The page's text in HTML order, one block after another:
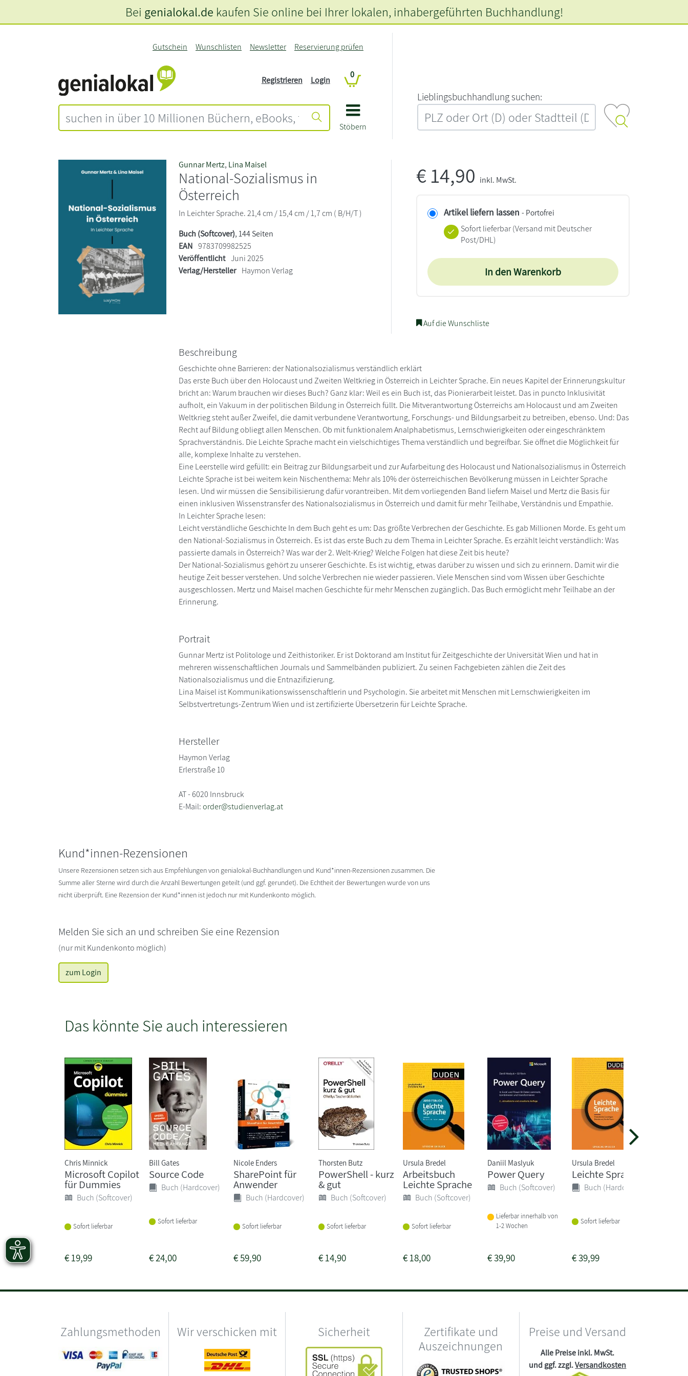
Stöbern
Gutschein Wunschlisten Newsletter Reservierung prüfen
Registrieren Login
0
L‍i‍e‍b‍l‍i‍n‍g‍s‍b‍u‍c‍h‍h‍a‍n‍d‍l‍u‍n‍g‍ ‍s‍u‍c‍h‍e‍n‍:‍
Bei genialokal.de kaufen Sie online bei Ihrer lokalen, inhabergeführten Buchhandlung!
Gunnar Mertz, Lina Maisel
National-Sozialismus in
Österreich
In Leichter Sprache. 21,4 cm / 15,4 cm / 1,7 cm ( B/H/T )
Buch (Softcover), 144 Seiten
EAN 9783709982525
Veröffentlicht Juni 2025
Verlag/Hersteller Haymon Verlag
€14,90 inkl. MwSt.
Artikel liefern lassen - Portofrei
Sofort lieferbar(Versand mit Deutscher
Post/DHL)
In den Warenkorb
Auf die Wunschliste
Beschreibung
Geschichte ohne Barrieren: der Nationalsozialismus verständlich erklärt
Das erste Buch über den Holocaust und Zweiten Weltkrieg in Österreich in Leichter Sprache. Ein neues Kapitel der Erinnerungskultur
bricht an: Warum brauchen wir dieses Buch? Ganz klar: Weil es ein Buch ist, das Pionierarbeit leistet. Das in puncto Inklusivität
aufholt, ein Vakuum in der politischen Bildung in Österreich füllt. Die Mitverantwortung Österreichs am Holocaust und am Zweiten
Weltkrieg steht außer Zweifel, die damit verbundene Verantwortung, Forschungs- und Bildungsarbeit zu betreiben, ebenso. Und: Das
Recht auf Bildung obliegt allen Menschen. Ob mit funktionalem Analphabetismus, Lernschwierigkeiten oder eingeschränktem
Sprachverständnis. Die Leichte Sprache macht ein vielschichtiges Thema verständlich und begreifbar. Sie öffnet die Möglichkeit für
alle, komplexe Inhalte zu verstehen.
Eine Leerstelle wird gefüllt: ein Beitrag zur Bildungsarbeit und zur Aufarbeitung des Holocaust und Nationalsozialismus in Österreich
Leichte Sprache ist bei weitem kein Nischenthema: Mehr als 10% der österreichischen Bevölkerung müssen in Leichter Sprache
lesen. Und wir müssen die Sensibilisierung dafür vorantreiben. Mit dem vorliegenden Band liefern Maisel und Mertz die Basis für
einen inklusiven Wissenstransfer des Nationalsozialismus in Österreich und damit für mehr Teilhabe, Verständnis und Empathie.
In Leichter Sprache lesen:
Leicht verständliche Geschichte In dem Buch geht es um: Das größte Verbrechen der Geschichte. Es gab Millionen Morde. Es geht um
den National-Sozialismus in Österreich. Es ist das erste Buch zu dem Thema in Leichter Sprache. Es erzählt leicht verständlich: Was
passierte damals in Österreich? Was war der 2. Welt-Krieg? Welche Folgen hat diese Zeit bis heute?
Der National-Sozialismus gehört zu unserer Geschichte. Es ist wichtig, etwas darüber zu wissen und sich zu erinnern. Damit wir die
heutige Zeit besser verstehen. Und solche Verbrechen nie wieder passieren. Viele Menschen sind vom Wissen über Geschichte
ausgeschlossen. Mertz und Maisel machen Geschichte für mehr Menschen zugänglich. Das Buch ermöglicht mehr Teilhabe an der
Erinnerung.
Portrait
Gunnar Mertz ist Politologe und Zeithistoriker. Er ist Doktorand am Institut für Zeitgeschichte der Universität Wien und hat in
mehreren wissenschaftlichen Journals und Sammelbänden publiziert. Zu seinen Fachgebieten zählen die Zeit des
Nationalsozialismus und die Entnazifizierung.
Lina Maisel ist Kommunikationswissenschaftlerin und Psychologin. Sie arbeitet mit Menschen mit Lernschwierigkeiten im
Selbstvertretungs-Zentrum Wien und ist zertifizierte Übersetzerin für Leichte Sprache.
Hersteller
Haymon Verlag
Erlerstraße 10
AT - 6020 Innsbruck
E-Mail:order@studienverlag.at
Kund*innen-Rezensionen
Unsere Rezensionen setzen sich aus Empfehlungen von genialokal-Buchhandlungen und Kund*innen-Rezensionen zusammen. Die
Summe aller Sterne wird durch die Anzahl Bewertungen geteilt (und ggf. gerundet). Die Echtheit der Bewertungen wurde von uns
nicht überprüft. Eine Rezension der Kund*innen ist jedoch nur mit Kundenkonto möglich.
Melden Sie sich an und schreiben Sie eine Rezension
(nur mit Kundenkonto möglich)
zum Login
Das könnte Sie auch interessieren
Chris Minnick
Microsoft Copilot
für Dummies
Buch (Softcover)
Sofort lieferbar
€19,99
Bill Gates
Source Code
Buch (Hardcover)
Sofort lieferbar
€24,00
Nicole Enders
SharePoint für
Anwender
Buch (Hardcover)
Sofort lieferbar
€59,90
Thorsten Butz
PowerShell - kurz
& gut
Buch (Softcover)
Sofort lieferbar
€14,90
Ursula Bredel
Arbeitsbuch
Leichte Sprache
Buch (Softcover)
Sofort lieferbar
€18,00
Daniil Maslyuk
Power Query
Buch (Softcover)
Lieferbar innerhalb von
1-2 Wochen
€39,90
Ursula Bredel
Leichte Sprache
Buch (Hardcover)
Sofort lieferbar
€39,99
Zahlungsmethoden Wir verschicken mit Sicherheit
Zertifikate und
Auszeichnungen
Preise und Versand
Alle Preise inkl. MwSt.
und ggf. zzgl.Versandkosten